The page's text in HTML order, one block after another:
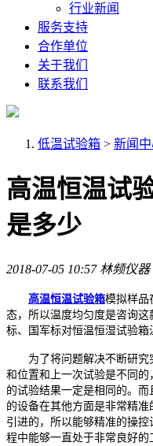
行业新闻
服务支持
合作单位
关于我们
联系我们
低温试验箱 > 新闻
高温恒温试
是多少
2018-07-05 10:57 林频仪器
高温恒温试验箱模拟样品
态，所以温度均匀度是咨询
标、国军标对恒温恒湿试验箱
为了将问题解决不断研究
和位置和上一次试验是不同
的试验结果一定是相同的。
的设备在其他方面是非常精
引进的，所以能够精准的操
程中能够一直处于非常良好的